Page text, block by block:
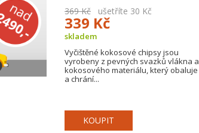
369 Kč ušetříte 30 Kč
339 Kč
skladem
Vyčištěné kokosové chipsy jsou
vyrobeny z pevných svazků vlákna a
kokosového materiálu, který obaluje
a chrání...
KOUPIT